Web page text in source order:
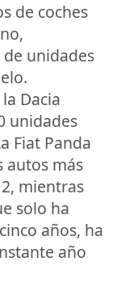
de coches
unidades
Dacia
unidades
Fiat Panda
autos más
mientras
solo ha
años, ha
año